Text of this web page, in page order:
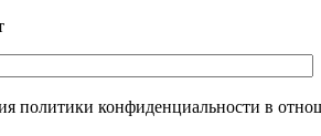
конфиденциальности в